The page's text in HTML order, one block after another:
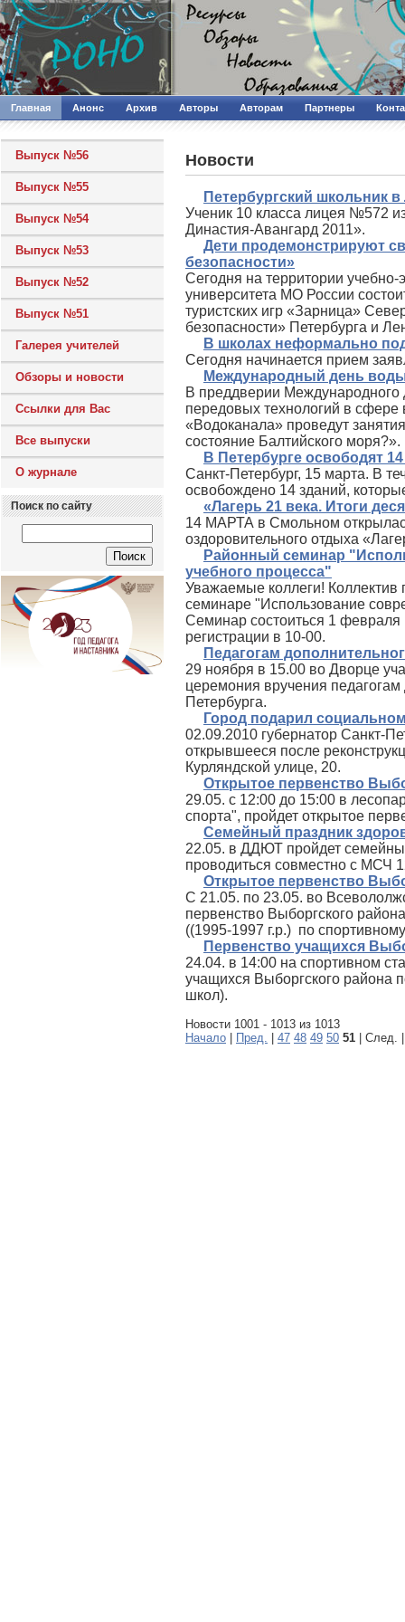
Главная Анонс Архив Авторы Авторам Партнеры
Выпуск №56
Выпуск №55
Выпуск №54
Выпуск №53
Выпуск №52
Выпуск №51
Галерея учителей
Обзоры и новости
Ссылки для Вас
Все выпуски
О журнале
Поиск по сайту
Новости
Петербургский школьник
Ученик 10 класса лицея №572
Династия-Авангард 2011».
Дети продемонстрируют
безопасности»
Сегодня на территории учебно-
университета МО России
туристских игр «Зарница»
безопасности» Петербурга и
В школах неформально
Сегодня начинается прием
Международный день
В преддверии Международного
передовых технологий в сфере
«Водоканала» проведут
состояние Балтийского моря?».
В Петербурге освободят
Санкт-Петербург, 15 марта. В
освобождено 14 зданий,
«Лагерь 21 века. Итоги
14 МАРТА в Смольном
оздоровительного отдыха
Районный семинар
учебного процесса"
Уважаемые коллеги! Коллектив
семинаре "Использование
Семинар состоиться 1
регистрации в 10-00.
Педагогам
29 ноября в 15.00 во Дворце
церемония вручения
Петербурга.
Город подарил
02.09.2010 губернатор Санкт-
открывшееся после
Курляндской улице, 20.
Открытое первенство
29.05. с 12:00 до 15:00 в
спорта", пройдет открытое
Семейный праздник
22.05. в ДДЮТ пройдет
проводиться совместно с МСЧ
Открытое первенство
С 21.05. по 23.05. во
первенство Выборгского
((1995-1997 г.р.) по
Первенство учащихся
24.04. в 14:00 на спортивном
учащихся Выборгского района
школ).
Новости 1001 - 1013 из 1013
Начало
Пред. 47 48 49 50 51 | След.